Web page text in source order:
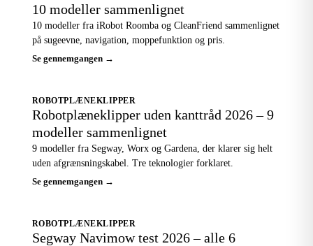
10 modeller sammenlignet
10 modeller fra iRobot Roomba og CleanFriend sammenlignet
på sugeevne, navigation, moppefunktion og pris.
Se gennemgangen →
ROBOTPLÆNEKLIPPER
Robotplæneklipper uden kanttråd 2026 – 9
modeller sammenlignet
9 modeller fra Segway, Worx og Gardena, der klarer sig helt
uden afgrænsningskabel. Tre teknologier forklaret.
Se gennemgangen →
ROBOTPLÆNEKLIPPER
Segway Navimow test 2026 – alle 6